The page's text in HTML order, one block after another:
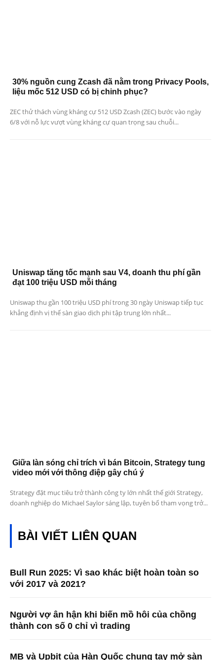
30% nguồn cung Zcash đã nằm trong Privacy Pools,
liệu mốc 512 USD có bị chinh phục?
ZEC thử thách vùng kháng cự 512 USD Zcash (ZEC) bước vào ngày
6/8 với nỗ lực vượt vùng kháng cự quan trọng sau chuỗi...
Uniswap tăng tốc mạnh sau V4, doanh thu phí gần
đạt 100 triệu USD mỗi tháng
Uniswap thu gần 100 triệu USD phí trong 30 ngày Uniswap tiếp tục
khẳng định vị thế sàn giao dịch phi tập trung lớn nhất...
Giữa làn sóng chỉ trích vì bán Bitcoin, Strategy tung
video mới với thông điệp gây chú ý
Strategy đặt mục tiêu trở thành công ty lớn nhất thế giới Strategy,
doanh nghiệp do Michael Saylor sáng lập, tuyên bố tham vọng trở...
BÀI VIẾT LIÊN QUAN
Bull Run 2025: Vì sao khác biệt hoàn toàn so
với 2017 và 2021?
Người vợ ân hận khi biến mồ hôi của chồng
thành con số 0 chỉ vì trading
MB và Upbit của Hàn Quốc chung tay mở sàn